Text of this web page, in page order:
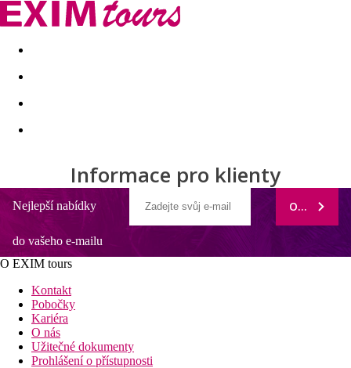
Akční nabídky Last minute
Informace pro klienty
Nejlepší nabídky
do vašeho e-mailu
ODEBÍRAT
O EXIM tours
Kontakt
Pobočky
Kariéra
O nás
Užitečné dokumenty
Prohlášení o přístupnosti